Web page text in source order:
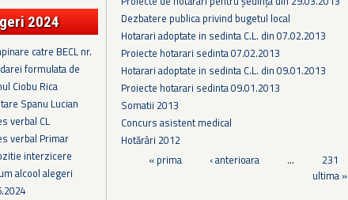
2024
catre BECL nr.
formulata de
Ciobu Rica
Spanu Lucian
verbal CL
verbal Primar
interzicere
alcool alegeri
Dezbatere publica privind bugetul local
Hotarari adoptate in sedinta C.L. din 07.02.2013
Proiecte hotarari sedinta 07.02.2013
Hotarari adoptate in sedinta C.L. din 09.01.2013
Proiecte hotarari sedinta 09.01.2013
Somatii 2013
Concurs asistent medical
Hotărâri 2012
Pagini
« prima ‹ anterioara … 231
ultima »